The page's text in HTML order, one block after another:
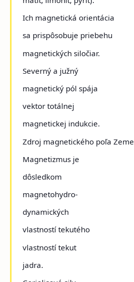
Ich magnetická orientácia
sa prispôsobuje priebehu
magnetických siločiar.
Severný a južný
magnetický pól spája
vektor totálnej
magnetickej indukcie.
Zdroj magnetického poľa Zeme
Magnetizmus je
dôsledkom
magnetohydro-
dynamických
vlastností tekutého
vlastností tekut
jadra.